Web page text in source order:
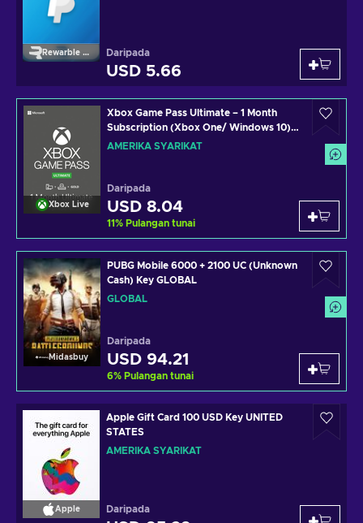
Rewarble Paypal Daripada
USD 5.66
Xbox Live
Xbox Game Pass Ultimate – 1 Month
Subscription (Xbox One/ Windows 10)
non-stackable Xbox Live Key UNITED
AMERIKA SYARIKAT
Daripada
USD 8.04
11% Pulangan tunai
Midasbuy
PUBG Mobile 6000 + 2100 UC (Unknown
Cash) Key GLOBAL
GLOBAL
Daripada
USD 94.21
6% Pulangan tunai
Apple
Apple Gift Card 100 USD Key UNITED
STATES
AMERIKA SYARIKAT
Daripada